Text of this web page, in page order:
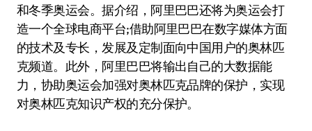
和冬季奥运会。据介绍，阿里巴巴还将为奥运会打
造一个全球电商平台;借助阿里巴巴在数字媒体方面
的技术及专长，发展及定制面向中国用户的奥林匹
克频道。此外，阿里巴巴将输出自己的大数据能
力，协助奥运会加强对奥林匹克品牌的保护，实现
对奥林匹克知识产权的充分保护。